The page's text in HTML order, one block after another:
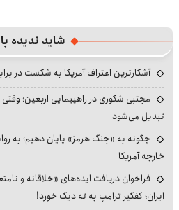
شاید ندیده
آشکارترین اعتراف آمریکا به شکست در
مجتبی شکوری در راهپیمایی اربعین؛
تبدیل می‌شود
چگونه به «جنگ هرمز» پایان دهیم؛ به
خارجه آمریکا
فراخوان دریافت ایده‌های «خلاقانه و
ایران؛ کفگیر ترامپ به ته دیگ خورد!